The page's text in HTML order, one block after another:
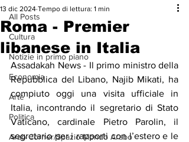
All Posts
Cultura
Notizie in primo piano
Economia
Arte
Politica
Arab Corner/Spazio Mondo Arabo
Roma - Premier
libanese in Italia
13 dic 2024 Tempo di lettura: 1 min
Assadakah News - Il primo ministro della
Repubblica del Libano, Najib Mikati, ha
compiuto oggi una visita ufficiale in
Italia, incontrando il segretario di Stato
Vaticano, cardinale Pietro Parolin, il
segretario per i rapporti con l’estero e le